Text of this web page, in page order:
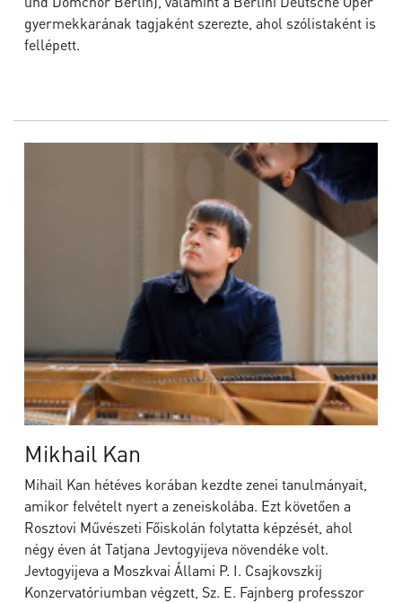
gyermekkarának tagjaként szerezte, ahol szólistaként is
fellépett.
Mikhail Kan
Mihail Kan hétéves korában kezdte zenei tanulmányait,
amikor felvételt nyert a zeneiskolába. Ezt követően a
Rosztovi Művészeti Főiskolán folytatta képzését, ahol
négy éven át Tatjana Jevtogyijeva növendéke volt.
Jevtogyijeva a Moszkvai Állami P. I. Csajkovszkij
Konzervatóriumban végzett, Sz. E. Fajnberg professzor